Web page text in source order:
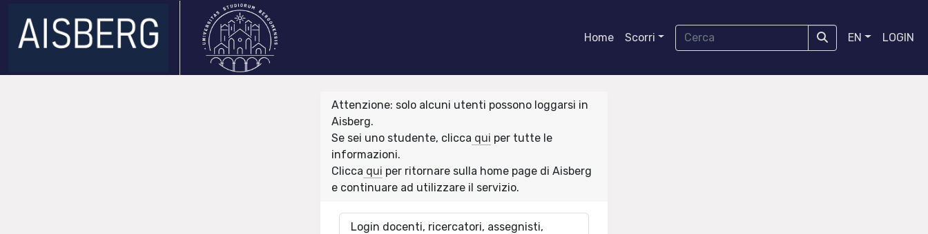
Home Scorri EN LOGIN
Attenzione: solo alcuni utenti possono loggarsi in
Aisberg.
Se sei uno studente, clicca qui per tutte le
informazioni.
Clicca qui per ritornare sulla home page di Aisberg
e continuare ad utilizzare il servizio.
Login docenti, ricercatori, assegnisti,